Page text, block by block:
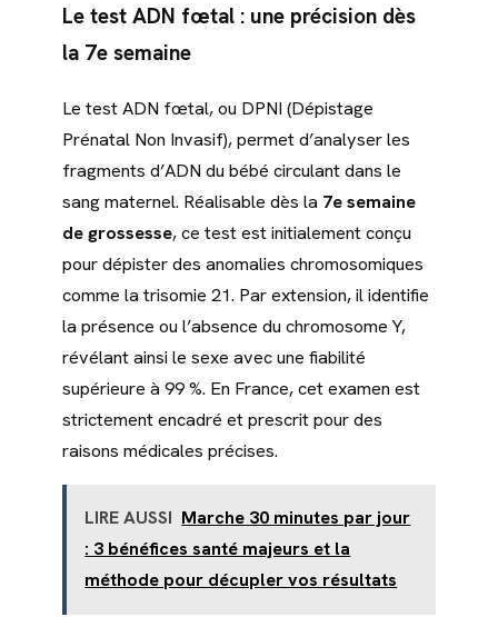
Le test ADN fœtal : une précision dès
la 7e semaine
Le test ADN fœtal, ou DPNI (Dépistage
Prénatal Non Invasif), permet d’analyser les
fragments d’ADN du bébé circulant dans le
sang maternel. Réalisable dès la 7e semaine
de grossesse, ce test est initialement conçu
pour dépister des anomalies chromosomiques
comme la trisomie 21. Par extension, il identifie
la présence ou l’absence du chromosome Y,
révélant ainsi le sexe avec une fiabilité
supérieure à 99 %. En France, cet examen est
strictement encadré et prescrit pour des
raisons médicales précises.
LIRE AUSSI Marche 30 minutes par jour
: 3 bénéfices santé majeurs et la
méthode pour décupler vos résultats